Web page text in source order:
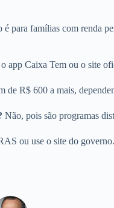
é para famílias com renda
o app Caixa Tem ou o site
de R$ 600 a mais,
Não, pois são programas
ou use o site do